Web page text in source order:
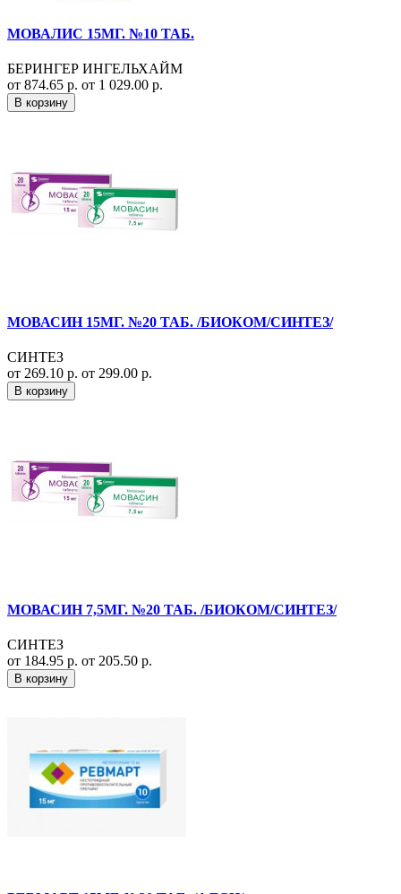
МОВАЛИС 15МГ. №10 ТАБ.
БЕРИНГЕР ИНГЕЛЬХАЙМ
от 874.65 р. от 1 029.00 р.
В корзину
МОВАСИН 15МГ. №20 ТАБ. /БИОКОМ/СИНТЕЗ/
СИНТЕЗ
от 269.10 р. от 299.00 р.
В корзину
МОВАСИН 7,5МГ. №20 ТАБ. /БИОКОМ/СИНТЕЗ/
СИНТЕЗ
от 184.95 р. от 205.50 р.
В корзину